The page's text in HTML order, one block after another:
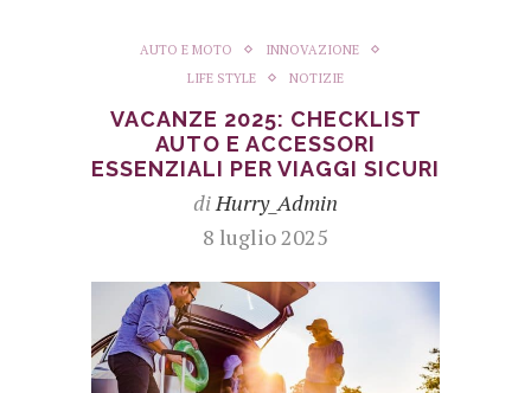
AUTO E MOTO
INNOVAZIONE
LIFE STYLE
NOTIZIE
VACANZE 2025: CHECKLIST
AUTO E ACCESSORI
ESSENZIALI PER VIAGGI SICURI
diHurry_Admin
8 luglio 2025